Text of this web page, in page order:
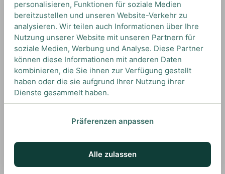
personalisieren, Funktionen für soziale Medien
bereitzustellen und unseren Website-Verkehr zu
analysieren. Wir teilen auch Informationen über Ihre
Nutzung unserer Website mit unseren Partnern für
soziale Medien, Werbung und Analyse. Diese Partner
können diese Informationen mit anderen Daten
kombinieren, die Sie ihnen zur Verfügung gestellt
haben oder die sie aufgrund Ihrer Nutzung ihrer
Dienste gesammelt haben.
Präferenzen anpassen
Alle zulassen